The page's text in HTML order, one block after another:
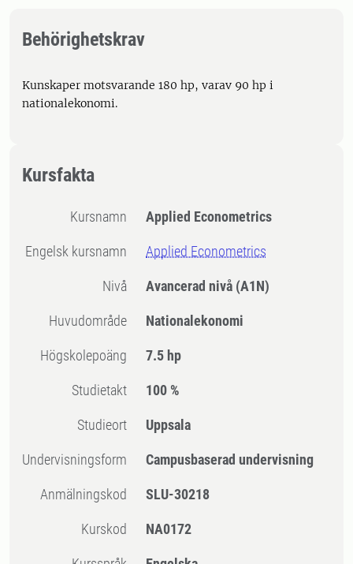
Behörighetskrav
Kunskaper motsvarande 180 hp, varav 90 hp i
nationalekonomi.
Kursfakta
Kursnamn Applied Econometrics
Engelsk kursnamn Applied Econometrics
Nivå Avancerad nivå (A1N)
Huvudområde Nationalekonomi
högskolepoäng 7.5 hp
Studietakt 100 %
Studieort Uppsala
Undervisningsform Campusbaserad undervisning
Anmälningskod SLU-30218
Kurskod NA0172